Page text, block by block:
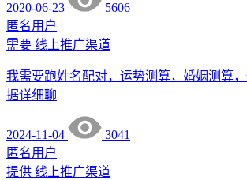
2020-06-23
5606
匿名用户
需要 线上推广渠道
我需要跑姓名配对，运势测算，婚姻测算
据详细聊
2024-11-04
3041
匿名用户
提供 线上推广渠道